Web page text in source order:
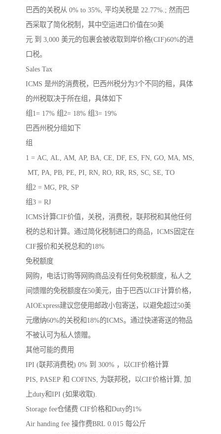
巴西的关税从 0% to 35%, 平均关税是 22.77%.; 然而巴
西采取了简化税制，其中空运进口价值在50美
元 到 3,000 美元的包裹会被收取到岸价格(CIF)60%的进
口税。
Sales Tax
ICMS 是州的消费税，巴西州税分为3个不同的租，具体
的州税取决于所在组，具体如下
组1= 17% 组2= 18% 组3= 19%
巴西州税分组如下
组
1 = AC, AL, AM, AP, BA, CE, DF, ES, FN, GO, MA, MS,
MT, PA, PB, PE, PI, RN, RO, RR, RS, SC, SE, TO
组2 = MG, PR, SP
组3 = RJ
ICMS计算CIF价值，关税，消费税，联邦税和其他任何
税的总和计算。通过简化税制进口的商品，ICMS固定在
CIF报价和关税总和的18%
免税额度
网购，电话订购等网购商品没有任何免税额度，私人之
间馈赠的免税额度在50美元，由于巴西以CIF计算价格，
AIOExpress建议您使用邮政小包寄送，以避免超过50美
元缴纳60%的关税和18%的ICMS。通过快递寄送的物品
不被认可为私人馈赠。
其他可能的费用
IPI (联邦消费税) 0% 到 300% ，以CIF价格计算
PIS, PASEP 和 COFINS, 为联邦税，以CIF价格计算, 加
上duty和IPI (如果收取).
Storage fee仓储费 CIF价格和Duty的1%
Air handing fee 操作费BRL 0.015 每公斤